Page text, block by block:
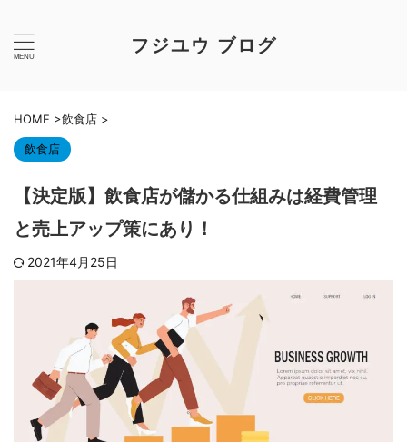
フジユウ ブログ
HOME >飲食店 >
飲食店
【決定版】飲食店が儲かる仕組みは経費管理
と売上アップ策にあり！
2021年4月25日